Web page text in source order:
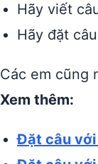
Hãy viết
Hãy đặt
Các em cũng
Xem thêm:
Đặt câu